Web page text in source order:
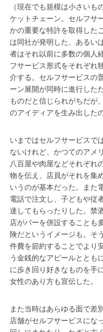
（現在でも規模は小さい
ケットチェーン。セルフサ
かの重要な特許を取得した
は同社が発明した、あるい
者はそれ以前に多数の個人
フサービス形式をそれぞれ
介する。セルフサービスの
ーン展開が同時に進行した
ものだと信じられがちだが
のアイディアを生み出した
いまではセルフサービスで
ないけれど、かつてのアメ
八百屋や肉屋などそれぞれ
物を伝え、店員がそれを集
いうのが基本だった。また
電話で注文し、子どもや従
達してもらったりした。禁
店がバーを併設することも
険だというイメージも。そ
件費を節約することでより
う金銭的なアピールととも
に歩き回り好きなものを手
女性のあり方も宣伝した。
また当時はあらゆる面で差
店舗がセルフサービスにな